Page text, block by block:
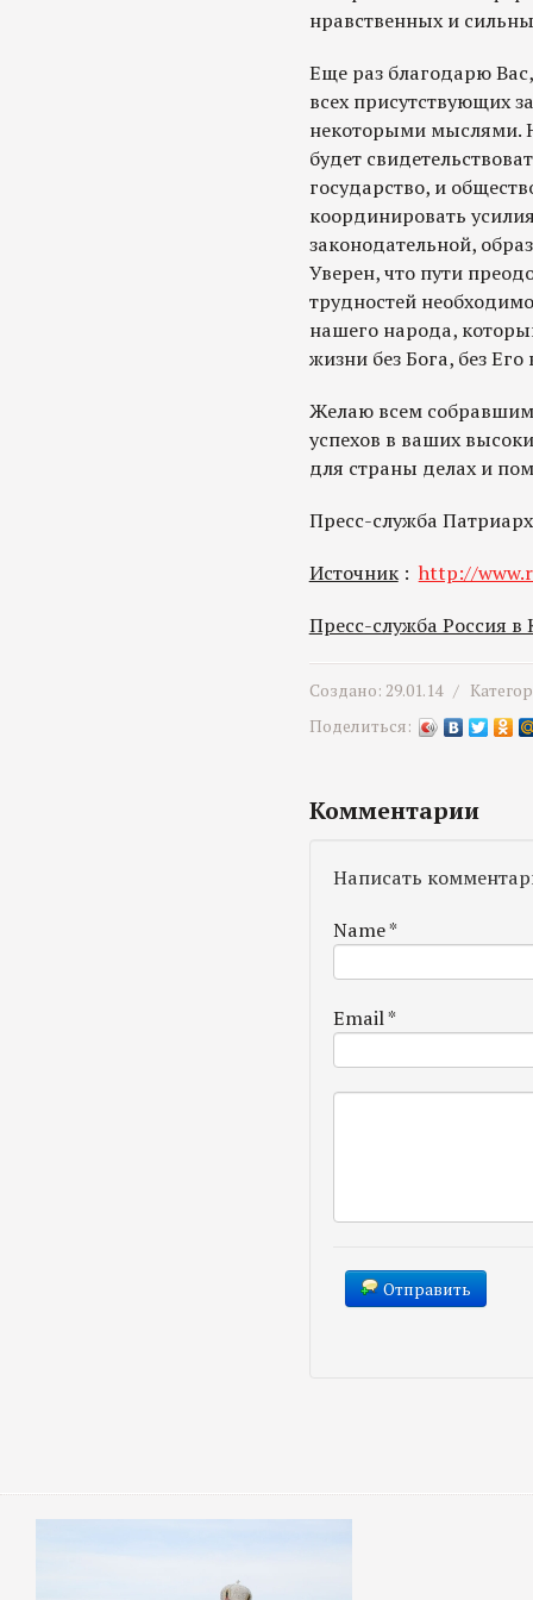
нравственных и
Еще раз благодарю
всех присутствующих
некоторыми мыслями.
будет
государство, и
координировать
законодательной,
Уверен, что пути
трудностей
нашего народа,
жизни без Бога, без
Желаю всем
успехов в ваших
для страны делах и
Пресс-служба
Источник: http://
Пресс-служба Россия в
Создано: 29.01.14 /
Поделиться:
Комментарии
Написать
Name*
Email*
Отправить